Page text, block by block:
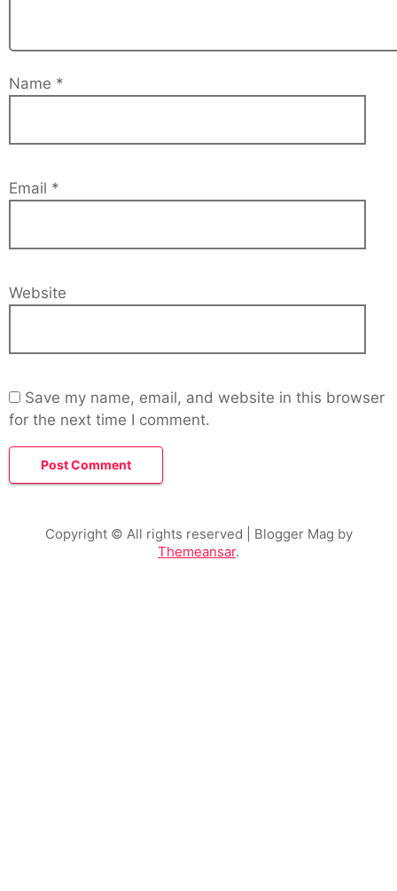
Name *
Email *
Website
Save my name, email, and website in this browser
for the next time I comment.
Copyright © All rights reserved | Blogger Mag by
Themeansar.